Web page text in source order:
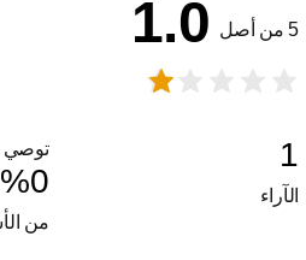
5 من أصل 1.0
1
الآراء
توصي
%0
من